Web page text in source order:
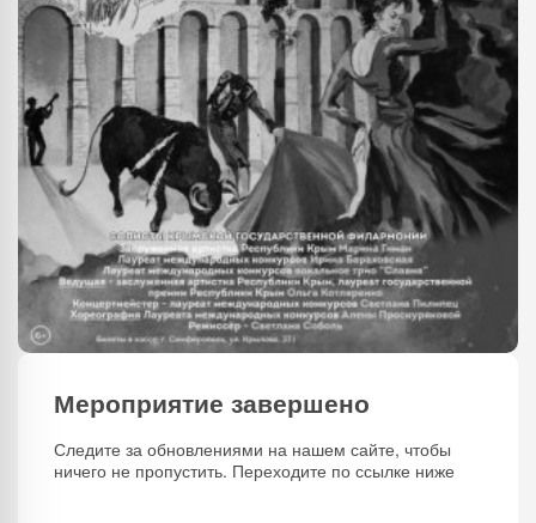
Мероприятие завершено
Следите за обновлениями на нашем сайте, чтобы
ничего не пропустить. Переходите по ссылке ниже